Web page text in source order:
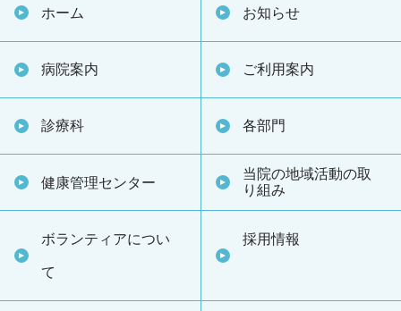
ホーム お知らせ
病院案内 ご利用案内
診療科 各部門
健康管理センター
当院の地域活動の取
り組み
ボランティアについ
て
採用情報